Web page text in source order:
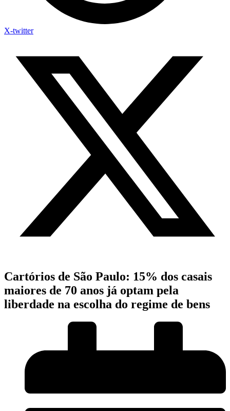
X-twitter
Cartórios de São Paulo: 15% dos casais
maiores de 70 anos já optam pela
liberdade na escolha do regime de bens